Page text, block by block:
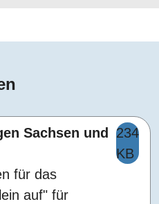
Sachsen und
für das
auf" für
234
KB